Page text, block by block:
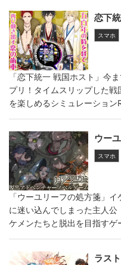
恋下
スマホ
「恋下統一 戦国ホスト」今
プリ！タイムスリップした
を楽しめるシミュレーション
ウー
スマホ
「ウーユリーフの処方箋」
に迷い込んでしまった主人
ケメンたちと脱出を目指すゲ
ラス